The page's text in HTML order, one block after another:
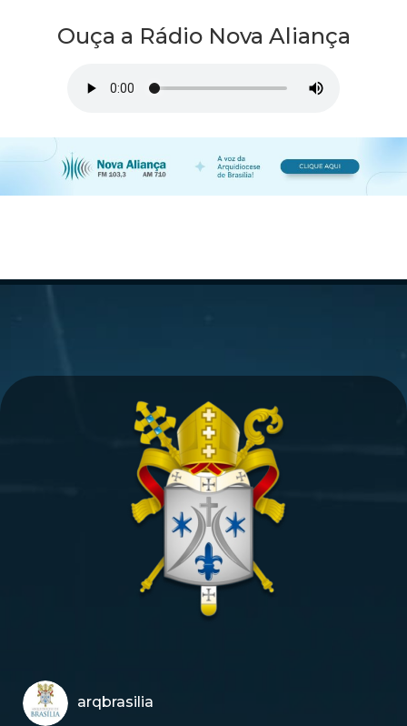
Ouça a Rádio Nova Aliança
arqbrasilia